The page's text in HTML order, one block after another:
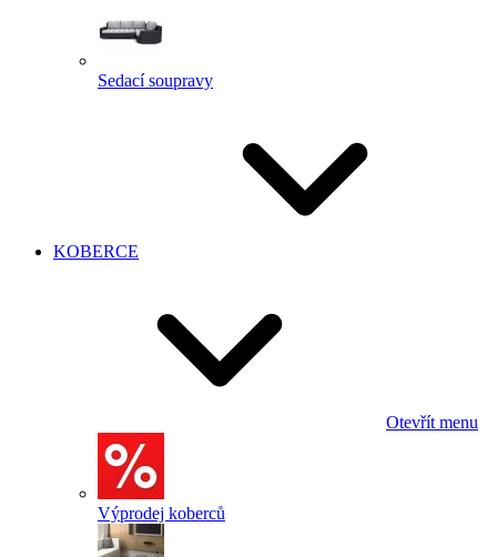
Sedací soupravy
KOBERCE
Otevřít menu
Výprodej koberců